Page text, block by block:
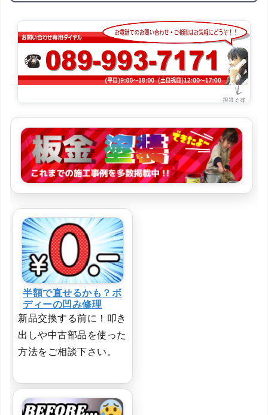
半額で直せるかも？ボ
ディーの凹み修理
新品交換する前に！叩き
出しや中古部品を使った
方法をご相談下さい。